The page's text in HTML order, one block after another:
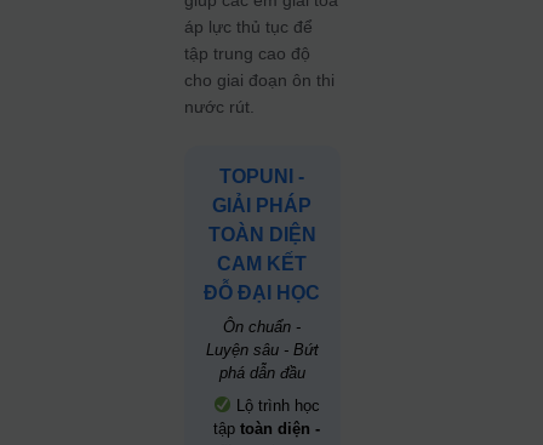
áp lực thủ tục để
tập trung cao độ
cho giai đoạn ôn thi
nước rút.
TOPUNI -
GIẢI PHÁP
TOÀN DIỆN
CAM KẾT
ĐỖ ĐẠI HỌC
Ôn chuẩn -
Luyện sâu - Bứt
phá dẫn đầu
Lộ trình học
tậptoàn diện -